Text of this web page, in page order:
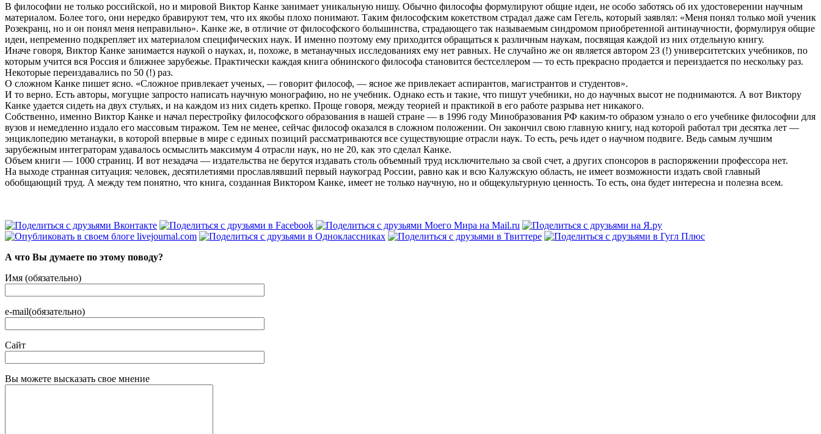
В философии не только российской, но и мировой Виктор Канке занимает уникальную нишу. Обычно философы формулируют общие идеи, не особо заботясь об их удостоверении научным
материалом. Более того, они нередко бравируют тем, что их якобы плохо понимают. Таким философским кокетством страдал даже сам Гегель, который заявлял: «Меня понял только мой ученик
Розекранц, но и он понял меня неправильно». Канке же, в отличие от философского большинства, страдающего так называемым синдромом приобретенной антинаучности, формулируя общие
идеи, непременно подкрепляет их материалом специ­фических наук. И именно поэтому ему приходится обращаться к различным наукам, посвящая каждой из них отдельную книгу.
Иначе говоря, Виктор Канке занимается наукой о науках, и, похоже, в метанаучных исследованиях ему нет равных. Не случайно же он является автором 23 (!) университетских учебников, по
которым учится вся Россия и ближнее зарубежье. Практически каждая книга обнинского философа становится бестселлером — то есть прекрасно продается и переиздается по нескольку раз.
Некоторые переиздавались по 50 (!) раз.
О сложном Канке пишет ясно. «Сложное привлекает ученых, — говорит философ, — ясное же привлекает аспирантов, магистрантов и студентов».
И то верно. Есть авторы, могущие запросто написать научную монографию, но не учебник. Однако есть и такие, что пишут учебники, но до научных высот не поднимаются. А вот Виктору
Канке удается сидеть на двух стульях, и на каждом из них сидеть крепко. Проще говоря, между теорией и практикой в его работе разрыва нет никакого.
Собственно, именно Виктор Канке и начал перестройку философского образования в нашей стране — в 1996 году Минобразования РФ каким-­то образом узнало о его учебнике философии для
вузов и немедленно издало его массовым тиражом. Тем не менее, сейчас философ оказался в сложном положении. Он закончил свою главную книгу, над которой работал три десятка лет —
энциклопедию метанауки, в которой впервые в мире с единых позиций рассматриваются все существующие отрасли наук. То есть, речь идет о научном подвиге. Ведь самым лучшим
зарубежным интеграторам удавалось осмыслить максимум 4 отрасли наук, но не 20, как это сделал Канке.
Объем книги — 1000 страниц. И вот незадача — издательства не берутся издавать столь объемный труд исключительно за свой счет, а других спонсоров в распоряжении профессора нет.
На выходе странная ситуация: человек, десятилетиями прославлявший первый наукоград России, равно как и всю Калужскую область, не имеет возможности издать свой главный
обобщающий труд. А между тем понятно, что книга, созданная Виктором Канке, имеет не только научную, но и общекультурную ценность. То есть, она будет интересна и полезна всем.
А что Вы думаете по этому поводу?
Имя (обязательно)
e-mail(обязательно)
Сайт
Вы можете высказать свое мнение